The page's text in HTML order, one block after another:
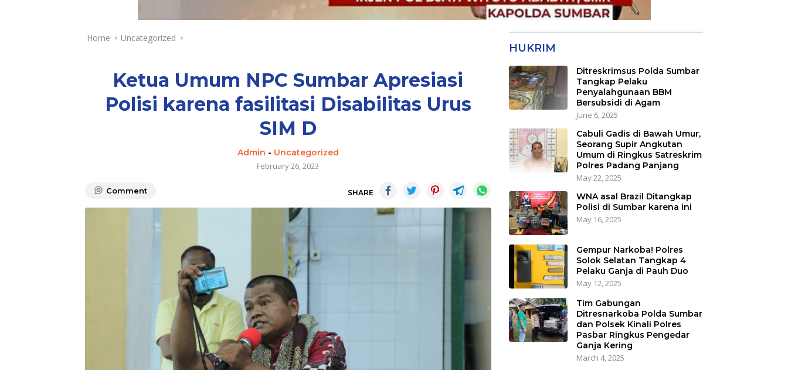
Home Uncategorized
Ketua Umum NPC Sumbar Apresiasi
Polisi karena fasilitasi Disabilitas Urus
SIM D
Admin - Uncategorized
February 26, 2023
Comment SHARE
HUKRIM
Ditreskrimsus Polda Sumbar
Tangkap Pelaku
Penyalahgunaan BBM
Bersubsidi di Agam
June 6, 2025
Cabuli Gadis di Bawah Umur,
Seorang Supir Angkutan
Umum di Ringkus Satreskrim
Polres Padang Panjang
May 22, 2025
WNA asal Brazil Ditangkap
Polisi di Sumbar karena ini
May 16, 2025
Gempur Narkoba! Polres
Solok Selatan Tangkap 4
Pelaku Ganja di Pauh Duo
May 12, 2025
Tim Gabungan
Ditresnarkoba Polda Sumbar
dan Polsek Kinali Polres
Pasbar Ringkus Pengedar
Ganja Kering
March 4, 2025